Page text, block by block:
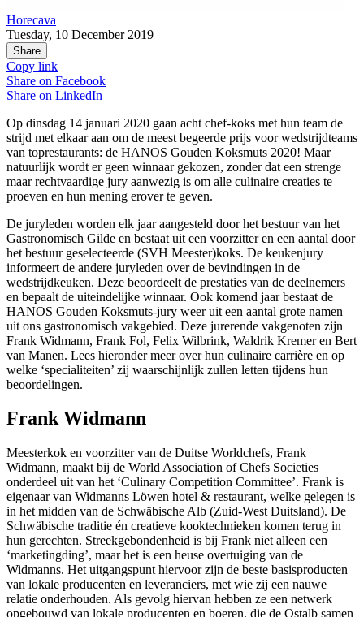
Horecava
Tuesday, 10 December 2019
Share
Copy link
Share on Facebook
Share on LinkedIn
Op dinsdag 14 januari 2020 gaan acht chef-koks met hun team de
strijd met elkaar aan om de meest begeerde prijs voor wedstrijdteams
van toprestaurants: de HANOS Gouden Koksmuts 2020! Maar
natuurlijk wordt er geen winnaar gekozen, zonder dat een strenge
maar rechtvaardige jury aanwezig is om alle culinaire creaties te
proeven en hun mening erover te geven.
De juryleden worden elk jaar aangesteld door het bestuur van het
Gastronomisch Gilde en bestaat uit een voorzitter en een aantal door
het bestuur geselecteerde (SVH Meester)koks. De keukenjury
informeert de andere juryleden over de bevindingen in de
wedstrijdkeuken. Deze beoordeelt de prestaties van de deelnemers
en bepaalt de uiteindelijke winnaar. Ook komend jaar bestaat de
HANOS Gouden Koksmuts-jury weer uit een aantal grote namen
uit ons gastronomisch vakgebied. Deze jurerende vakgenoten zijn
Frank Widmann, Frank Fol, Felix Wilbrink, Waldrik Kremer en Bert
van Manen. Lees hieronder meer over hun culinaire carrière en op
welke ‘specialiteiten’ zij waarschijnlijk zullen letten tijdens hun
beoordelingen.
Frank Widmann
Meesterkok en voorzitter van de Duitse Worldchefs, Frank
Widmann, maakt bij de World Association of Chefs Societies
onderdeel uit van het ‘Culinary Competition Committee’. Frank is
eigenaar van Widmanns Löwen hotel & restaurant, welke gelegen is
in het midden van de Schwäbische Alb (Zuid-West Duitsland). De
Schwäbische traditie én creatieve kooktechnieken komen terug in
hun gerechten. Streekgebondenheid is bij Frank niet alleen een
‘marketingding’, maar het is een heuse overtuiging van de
Widmanns. Het uitgangspunt hiervoor zijn de beste basisproducten
van lokale producenten en leveranciers, met wie zij een nauwe
relatie onderhouden. Als gevolg hiervan hebben ze een netwerk
opgebouwd van lokale producenten en boeren, die de Ostalb samen